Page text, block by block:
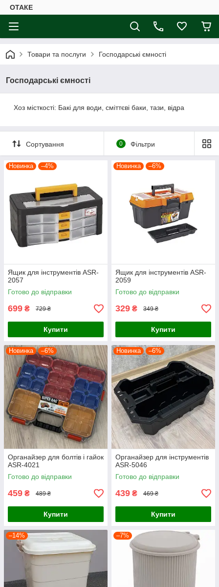
ОТАКЕ
Товари та послуги Господарські ємності
Господарські ємності
Хоз місткості: Бакі для води, сміттєві баки, тази, відра
Сортування 0 Фільтри
Новинка –4%
Ящик для інструментів ASR-
2057
Готово до відправки
699 ₴ 729 ₴
Купити
Новинка –6%
Ящик для інструментів ASR-
2059
Готово до відправки
329 ₴ 349 ₴
Купити
Новинка –6%
Органайзер для болтів і гайок
ASR-4021
Готово до відправки
459 ₴ 489 ₴
Купити
Новинка –6%
Органайзер для інструментів
ASR-5046
Готово до відправки
439 ₴ 469 ₴
Купити
–14% –7%